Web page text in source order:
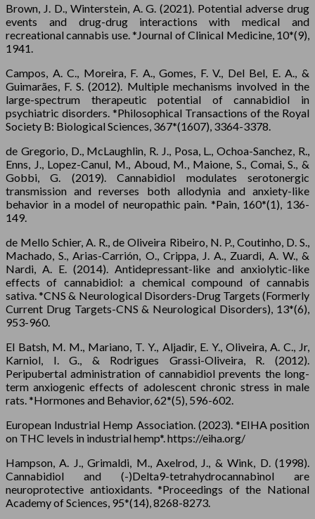
Brown, J. D., Winterstein, A. G. (2021). Potential adverse drug
events and drug-drug interactions with medical and
recreational cannabis use. *Journal of Clinical Medicine, 10*(9),
1941.
Campos, A. C., Moreira, F. A., Gomes, F. V., Del Bel, E. A., &
Guimarães, F. S. (2012). Multiple mechanisms involved in the
large-spectrum therapeutic potential of cannabidiol in
psychiatric disorders. *Philosophical Transactions of the Royal
Society B: Biological Sciences, 367*(1607), 3364-3378.
de Gregorio, D., McLaughlin, R. J., Posa, L., Ochoa-Sanchez, R.,
Enns, J., Lopez-Canul, M., Aboud, M., Maione, S., Comai, S., &
Gobbi, G. (2019). Cannabidiol modulates serotonergic
transmission and reverses both allodynia and anxiety-like
behavior in a model of neuropathic pain. *Pain, 160*(1), 136-
149.
de Mello Schier, A. R., de Oliveira Ribeiro, N. P., Coutinho, D. S.,
Machado, S., Arias-Carrión, O., Crippa, J. A., Zuardi, A. W., &
Nardi, A. E. (2014). Antidepressant-like and anxiolytic-like
effects of cannabidiol: a chemical compound of cannabis
sativa. *CNS & Neurological Disorders-Drug Targets (Formerly
Current Drug Targets-CNS & Neurological Disorders), 13*(6),
953-960.
El Batsh, M. M., Mariano, T. Y., Aljadir, E. Y., Oliveira, A. C., Jr,
Karniol, I. G., & Rodrigues Grassi-Oliveira, R. (2012).
Peripubertal administration of cannabidiol prevents the long-
term anxiogenic effects of adolescent chronic stress in male
rats. *Hormones and Behavior, 62*(5), 596-602.
European Industrial Hemp Association. (2023). *EIHA position
on THC levels in industrial hemp*. https://eiha.org/
Hampson, A. J., Grimaldi, M., Axelrod, J., & Wink, D. (1998).
Cannabidiol and (-)Delta9-tetrahydrocannabinol are
neuroprotective antioxidants. *Proceedings of the National
Academy of Sciences, 95*(14), 8268-8273.